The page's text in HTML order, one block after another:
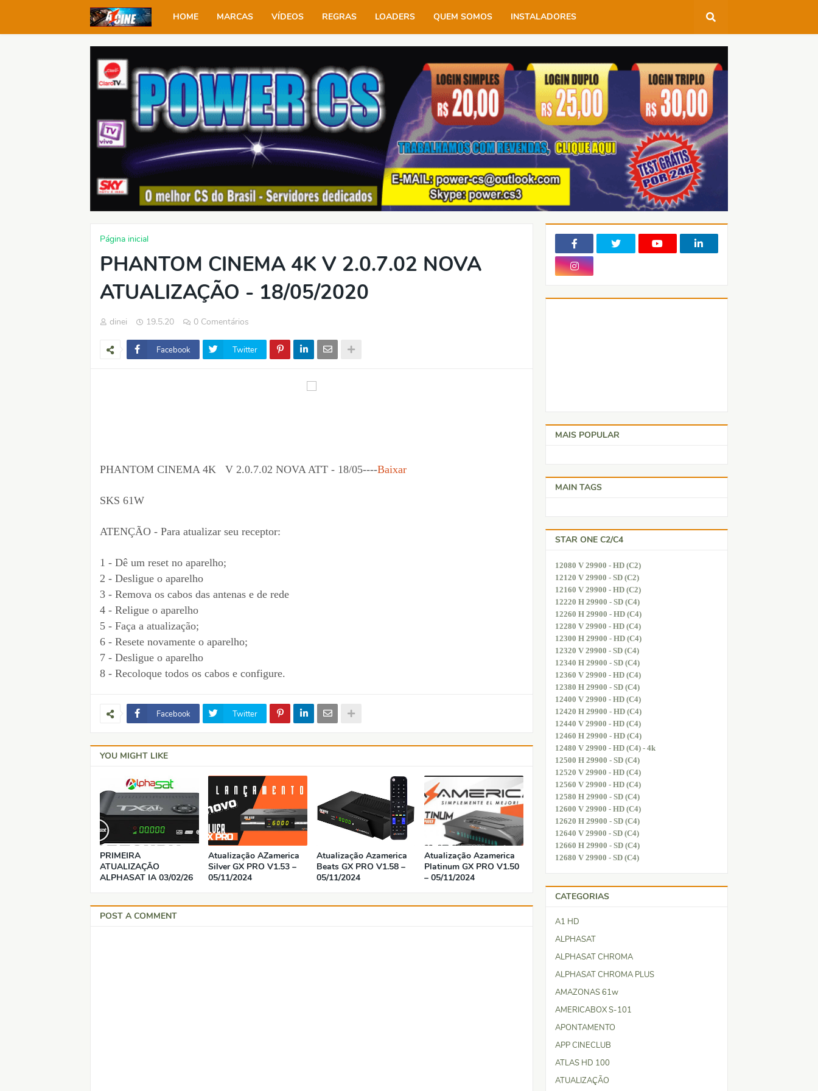
HOME MARCAS VÍDEOS REGRAS LOADERS QUEM SOMOS INSTALADORES
Página inicial
PHANTOM CINEMA 4K V 2.0.7.02 NOVA
ATUALIZAÇÃO - 18/05/2020
dinei 19.5.20 0 Comentários
Facebook Twitter
PHANTOM CINEMA 4K V 2.0.7.02 NOVA ATT - 18/05----Baixar
SKS 61W
ATENÇÃO - Para atualizar seu receptor:
1 - Dê um reset no aparelho;
2 - Desligue o aparelho
3 - Remova os cabos das antenas e de rede
4 - Religue o aparelho
5 - Faça a atualização;
6 - Resete novamente o aparelho;
7 - Desligue o aparelho
8 - Recoloque todos os cabos e configure.
Facebook Twitter
YOU MIGHT LIKE
PRIMEIRA
ATUALIZAÇÃO
ALPHASAT IA 03/02/26
Atualização AZamerica
Silver GX PRO V1.53 –
05/11/2024
Atualização Azamerica
Beats GX PRO V1.58 –
05/11/2024
Atualização Azamerica
Platinum GX PRO V1.50
– 05/11/2024
POST A COMMENT
MAIS POPULAR
MAIN TAGS
STAR ONE C2/C4
12080 V 29900 - HD (C2)
12120 V 29900 - SD (C2)
12160 V 29900 - HD (C2)
12220 H 29900 - SD (C4)
12260 H 29900 - HD (C4)
12280 V 29900 - HD (C4)
12300 H 29900 - HD (C4)
12320 V 29900 - SD (C4)
12340 H 29900 - SD (C4)
12360 V 29900 - HD (C4)
12380 H 29900 - SD (C4)
12400 V 29900 - HD (C4)
12420 H 29900 - HD (C4)
12440 V 29900 - HD (C4)
12460 H 29900 - HD (C4)
12480 V 29900 - HD (C4) - 4k
12500 H 29900 - SD (C4)
12520 V 29900 - HD (C4)
12560 V 29900 - HD (C4)
12580 H 29900 - SD (C4)
12600 V 29900 - HD (C4)
12620 H 29900 - SD (C4)
12640 V 29900 - SD (C4)
12660 H 29900 - SD (C4)
12680 V 29900 - SD (C4)
CATEGORIAS
A1 HD
ALPHASAT
ALPHASAT CHROMA
ALPHASAT CHROMA PLUS
AMAZONAS 61w
AMERICABOX S-101
APONTAMENTO
APP CINECLUB
ATLAS HD 100
ATUALIZAÇÃO